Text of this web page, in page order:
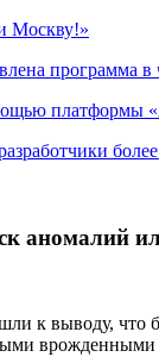
Москву!»
программа
платформы
более
аномалий
к выводу,